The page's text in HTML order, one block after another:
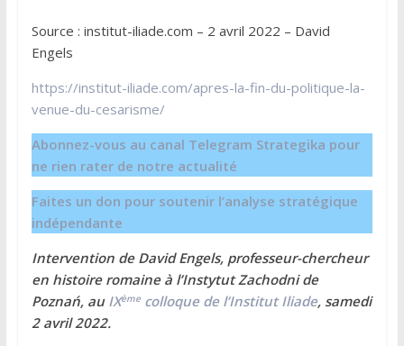
Source : institut-iliade.com – 2 avril 2022 – David
Engels
https://institut-iliade.com/apres-la-fin-du-politique-la-
venue-du-cesarisme/
Abonnez-vous au canal Telegram Strategika pour
ne rien rater de notre actualité
Faites un don pour soutenir l’analyse stratégique
indépendante
Intervention de David Engels, professeur-chercheur
en histoire romaine à l’Instytut Zachodni de
Poznań, au IXèmecolloque de l’Institut Iliade, samedi
2 avril 2022.